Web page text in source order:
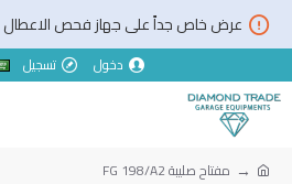
عرض خاص جداً على جهاز فحص الاعطال
دخول تسجيل
مفتاح صليبة FG 198/A2